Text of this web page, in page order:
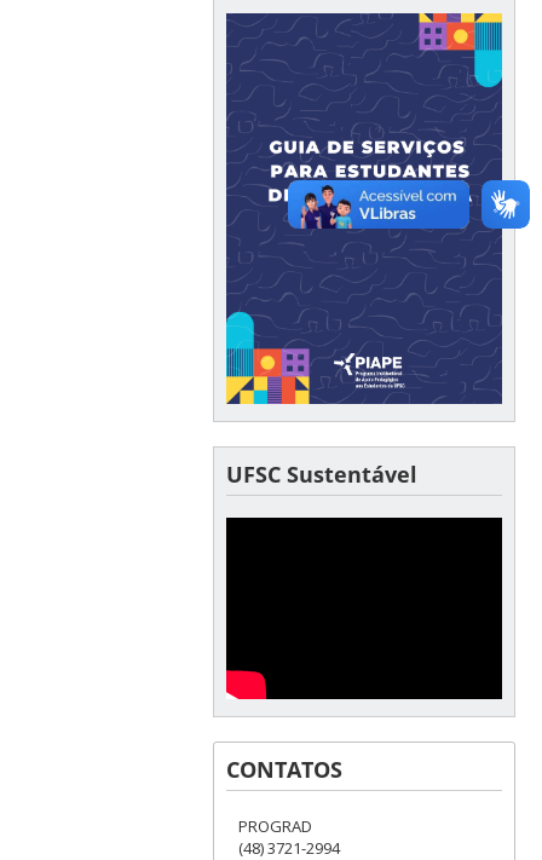
UFSC Sustentável
CONTATOS
PROGRAD
(48) 3721-2994